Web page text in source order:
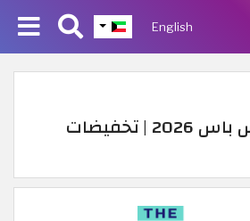
English
خصومات باريس باس 2026 | تخفيضات